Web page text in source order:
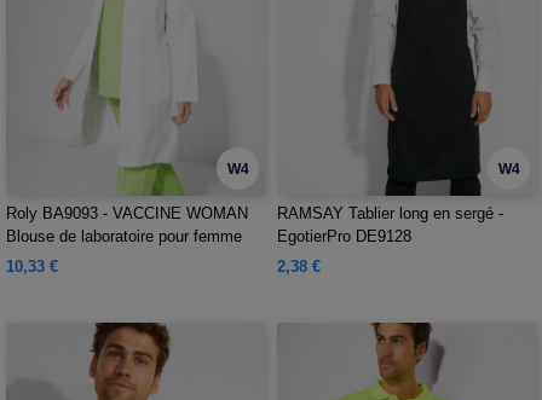
W4
Roly BA9093 - VACCINE WOMAN
Blouse de laboratoire pour femme
avec revers
10,33 €
W4
RAMSAY Tablier long en sergé -
EgotierPro DE9128
2,38 €